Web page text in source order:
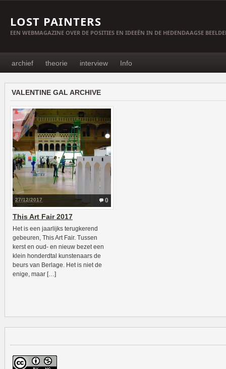
LOST PAINTERS
EEN WEBMAGAZINE OVER DE POSITIES EN IDEEËN IN DE HEDENDAAGSE
archief theorie interview Info
VALENTINE GAL ARCHIVE
0
27/12/2017
This Art Fair 2017
Het is een jaarlijks terugkerend
gebeuren, This Art Fair. Tussen
kerst en oud- en nieuw bezet een
klein honderdtal kunstenaars de
beurs van Berlage. Het is niet de
enige, maar […]